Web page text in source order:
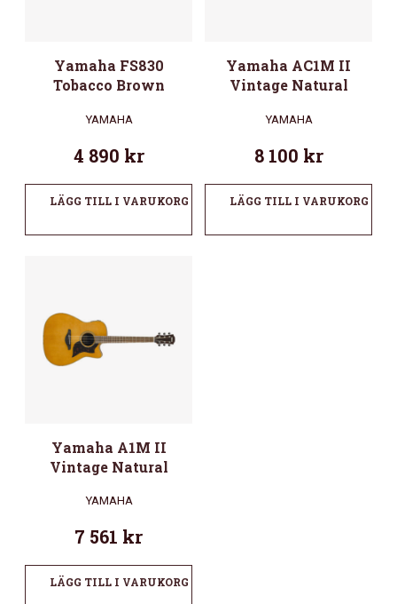
Yamaha FS830
Tobacco Brown
YAMAHA
4 890 kr
LÄGG TILL I VARUKORG
Yamaha AC1M II
Vintage Natural
YAMAHA
8 100 kr
LÄGG TILL I VARUKORG
Yamaha A1M II
Vintage Natural
YAMAHA
7 561 kr
LÄGG TILL I VARUKORG